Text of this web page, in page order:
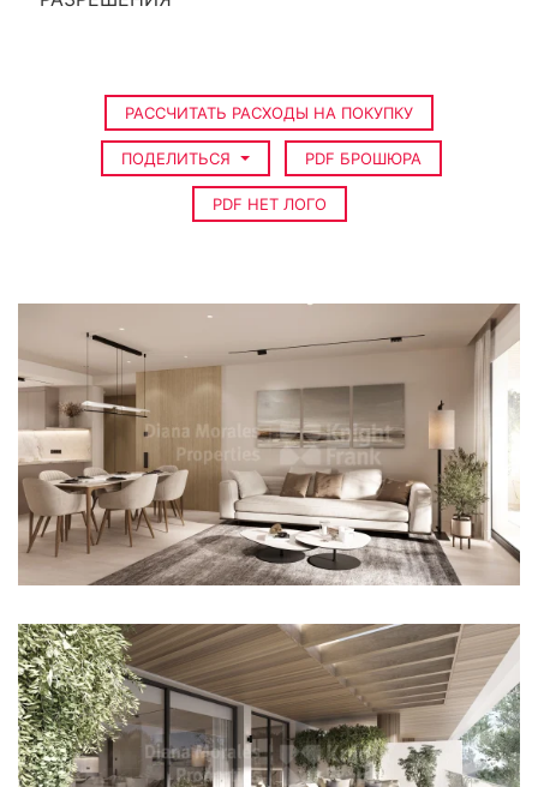
РАССЧИТАТЬ РАСХОДЫ НА ПОКУПКУ
ПОДЕЛИТЬСЯ PDF БРОШЮРА
PDF НЕТ ЛОГО